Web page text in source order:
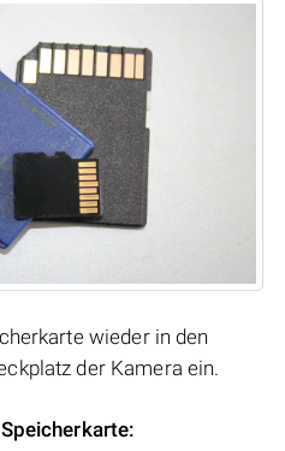
wieder in den
der Kamera ein.